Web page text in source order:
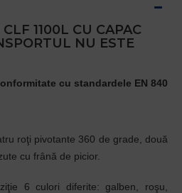
1100L CU CAPAC
NU ESTE
cu standardele EN 840
roţi pivotante 360 de grade, două
cu frână de picior.
6 culori diferite: galben, roşu,